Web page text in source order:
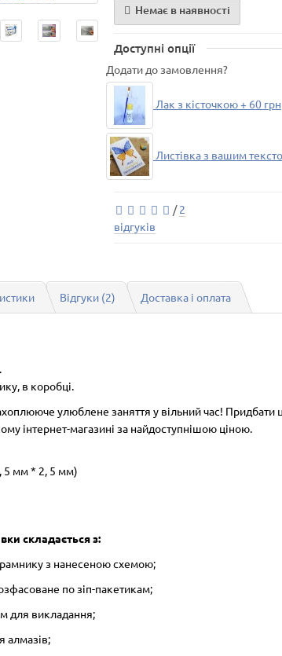
Немає в наявності
Доступні опції
Додати до замовлення?
Лак з кісточкою + 60 грн
Листівка з вашим
/2
відгуків
Відгуки (2) Доставка і оплата
в коробці.
улюблене заняття у вільний час! Придбати
інтернет-магазині за найдоступнішою ціною.
5 мм * 2, 5 мм)
складається з:
з нанесеною схемою;
по зіп-пакетикам;
для викладання;
алмазів;